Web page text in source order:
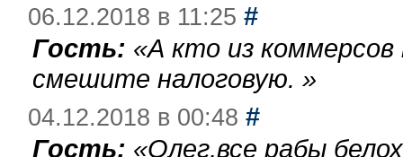
06.12.2018 в 11:25 #
Гость: «А кто из
смешите налоговую. »
04.12.2018 в 00:48 #
Гость: «Олег,все рабы